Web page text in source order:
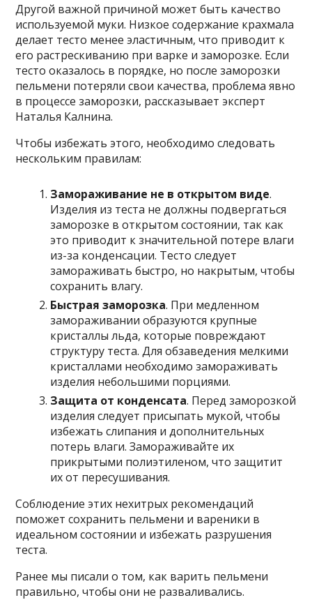
Другой важной причиной может быть качество
используемой муки. Низкое содержание крахмала
делает тесто менее эластичным, что приводит к
его растрескиванию при варке и заморозке. Если
тесто оказалось в порядке, но после заморозки
пельмени потеряли свои качества, проблема явно
в процессе заморозки, рассказывает эксперт
Наталья Калнина.
Чтобы избежать этого, необходимо следовать
нескольким правилам:
Замораживание не в открытом виде.
Изделия из теста не должны подвергаться
заморозке в открытом состоянии, так как
это приводит к значительной потере влаги
из-за конденсации. Тесто следует
замораживать быстро, но накрытым, чтобы
сохранить влагу.
Быстрая заморозка. При медленном
замораживании образуются крупные
кристаллы льда, которые повреждают
структуру теста. Для обзаведения мелкими
кристаллами необходимо замораживать
изделия небольшими порциями.
Защита от конденсата. Перед заморозкой
изделия следует присыпать мукой, чтобы
избежать слипания и дополнительных
потерь влаги. Замораживайте их
прикрытыми полиэтиленом, что защитит
их от пересушивания.
Соблюдение этих нехитрых рекомендаций
поможет сохранить пельмени и вареники в
идеальном состоянии и избежать разрушения
теста.
Ранее мы писали о том, как варить пельмени
правильно, чтобы они не разваливались.